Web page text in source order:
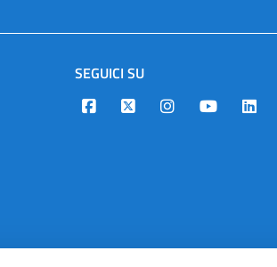
SEGUICI SU
Designers Italia
TwitterInstagramYoutube